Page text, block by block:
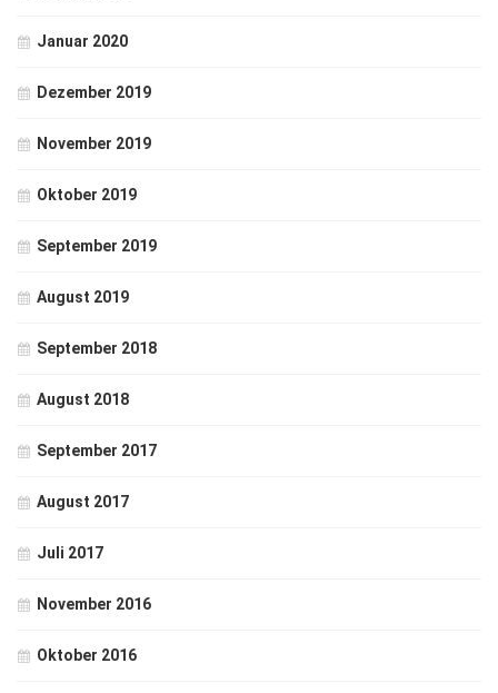
Januar 2020
Dezember 2019
November 2019
Oktober 2019
September 2019
August 2019
September 2018
August 2018
September 2017
August 2017
Juli 2017
November 2016
Oktober 2016